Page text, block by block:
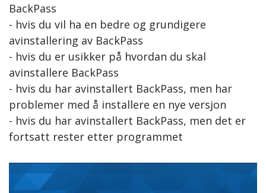
BackPass
- hvis du vil ha en bedre og grundigere
avinstallering av BackPass
- hvis du er usikker på hvordan du skal
avinstallere BackPass
- hvis du har avinstallert BackPass, men har
problemer med å installere en nye versjon
- hvis du har avinstallert BackPass, men det er
fortsatt rester etter programmet